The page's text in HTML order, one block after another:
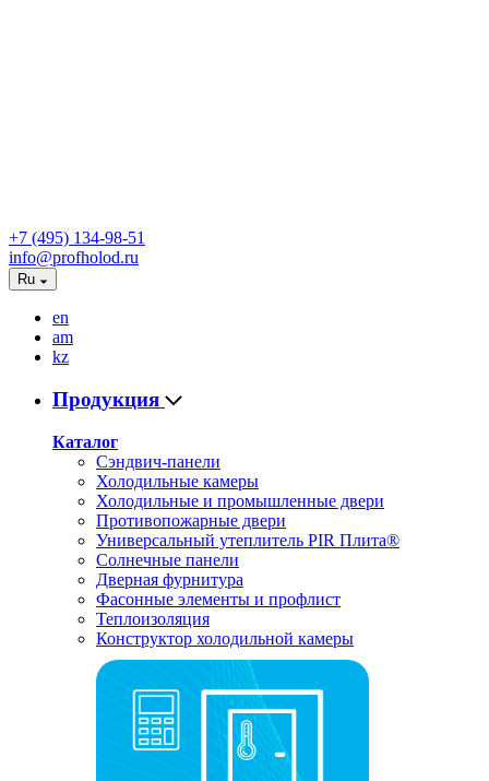
+7 (495) 134-98-51
info@profholod.ru
Ru
en
am
kz
Продукция
Каталог
Сэндвич-панели
Холодильные камеры
Холодильные и промышленные двери
Противопожарные двери
Универсальный утеплитель PIR Плита®
Солнечные панели
Дверная фурнитура
Фасонные элементы и профлист
Теплоизоляция
Конструктор холодильной камеры